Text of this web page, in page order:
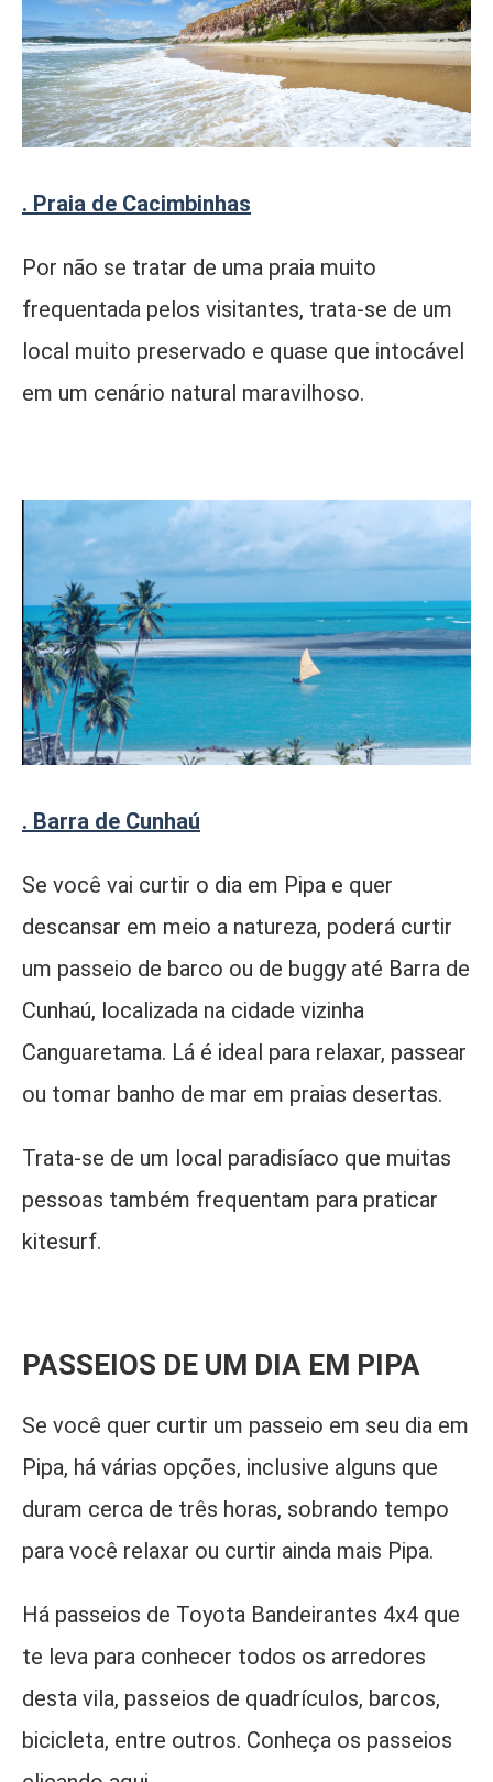
. Praia de Cacimbinhas
Por não se tratar de uma praia muito
frequentada pelos visitantes, trata-se de um
local muito preservado e quase que intocável
em um cenário natural maravilhoso.
. Barra de Cunhaú
Se você vai curtir o dia em Pipa e quer
descansar em meio a natureza, poderá curtir
um passeio de barco ou de buggy até Barra de
Cunhaú, localizada na cidade vizinha
Canguaretama. Lá é ideal para relaxar, passear
ou tomar banho de mar em praias desertas.
Trata-se de um local paradisíaco que muitas
pessoas também frequentam para praticar
kitesurf.
PASSEIOS DE UM DIA EM PIPA
Se você quer curtir um passeio em seu dia em
Pipa, há várias opções, inclusive alguns que
duram cerca de três horas, sobrando tempo
para você relaxar ou curtir ainda mais Pipa.
Há passeios de Toyota Bandeirantes 4x4 que
te leva para conhecer todos os arredores
desta vila, passeios de quadrículos, barcos,
bicicleta, entre outros. Conheça os passeios